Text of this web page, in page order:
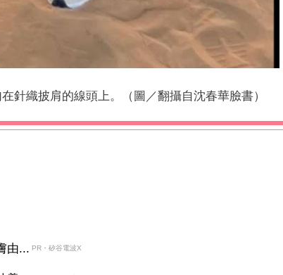
針織披肩的線頭上。（圖／翻攝自沈春華臉書）
由... PR・矽谷電波X